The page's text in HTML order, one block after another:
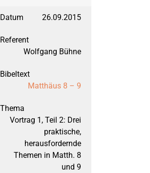
26.09.2015
Wolfgang Bühne
Matthäus 8 – 9
Vortrag 1, Teil 2: Drei
praktische,
herausfordernde
Themen in Matth. 8
und 9